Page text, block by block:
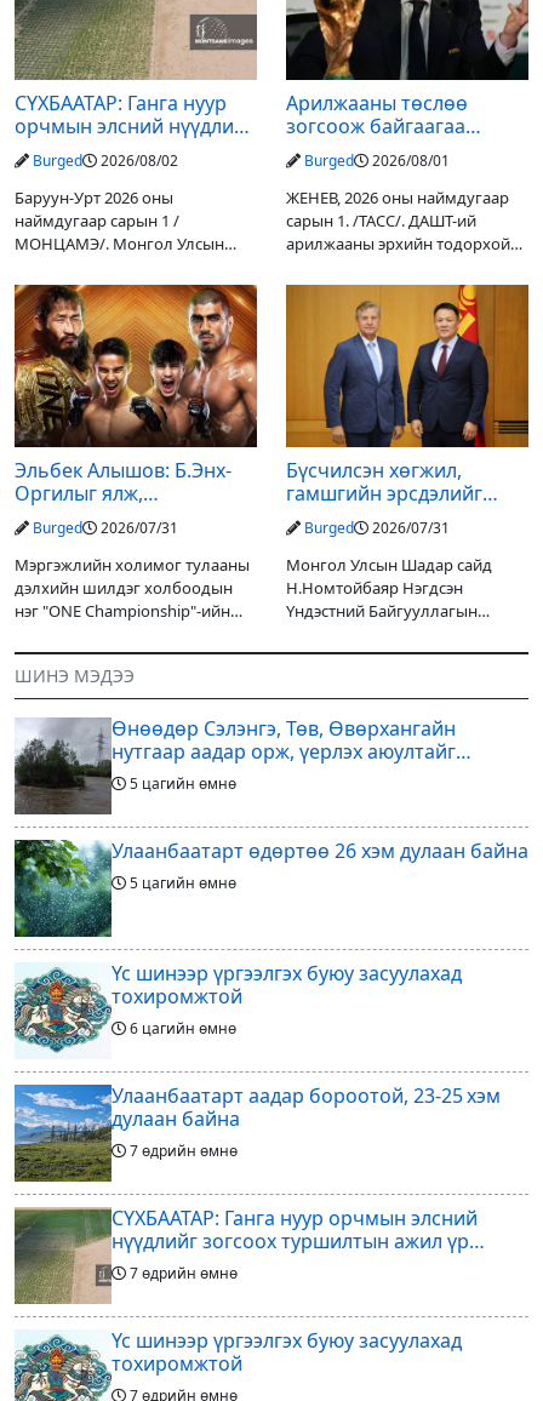
СҮХБААТАР: Ганга нуур
орчмын элсний нүүдлийг
зогсоох туршилтын ажил
үр дүнгээ өгч эхэлжээ
Burged 2026/08/02
Баруун-Урт 2026 оны
наймдугаар сарын 1 /
МОНЦАМЭ/. Монгол Улсын
Дарьгангын Ганга нуурыг
сэргээн, хамгаалах төслийг
улсын төсвийн хөрөнгө
оруулалтаар хийж буй.
Төслийн
Арилжааны төслөө
зогсоож байгаагаа
Ж.Инфантино мэдэгдэв
Burged 2026/08/01
ЖЕНЕВ, 2026 оны наймдугаар
сарын 1. /ТАСС/. ДАШТ-ий
арилжааны эрхийн тодорхой
оруулагчдад худалдах
төслөөсөө татгалзахаар
шийдвэрлэснээ ФИФА-гийн
ерөнхийлөгч Жанни
Эльбек Алышов: Б.Энх-
Оргилыг ялж,
гэрийнхэндээ байшин
авч өгнө
Burged 2026/07/31
Мэргэжлийн холимог тулааны
дэлхийн шилдэг холбоодын
нэг "ONE Championship"-ийн
өнөөдөр/2026.07.31/ болно. Энэ
өдөрлөгийн оргил тулааны
эзэд нь бантам жингийн аварга
Бүсчилсэн хөгжил,
гамшгийн эрсдэлийг
бууруулах чиглэлээр
НҮБ-тай хамтын
ажиллагаагаа
өргөжүүлэхээр санал
солилцлоо
Burged 2026/07/31
Монгол Улсын Шадар сайд
Н.Номтойбаяр Нэгдсэн
Үндэстний Байгууллагын
Хиердэнийг хүлээн авч уулзан,
ажиллагааны өнөөгийн байдал
болон цаашдын
ШИНЭ МЭДЭЭ
Өнөөдөр Сэлэнгэ, Төв, Өвөрхангайн
нутгаар аадар орж, үерлэх аюултайг
анхааруулав
5 цагийн өмнө
Улаанбаатарт өдөртөө 26 хэм дулаан байна
5 цагийн өмнө
Үс шинээр үргээлгэх буюу засуулахад
тохиромжтой
6 цагийн өмнө
Улаанбаатарт аадар бороотой, 23-25 хэм
дулаан байна
7 өдрийн өмнө
СҮХБААТАР: Ганга нуур орчмын элсний
нүүдлийг зогсоох туршилтын ажил үр
дүнгээ өгч эхэлжээ
7 өдрийн өмнө
Үс шинээр үргээлгэх буюу засуулахад
тохиромжтой
7 өдрийн өмнө